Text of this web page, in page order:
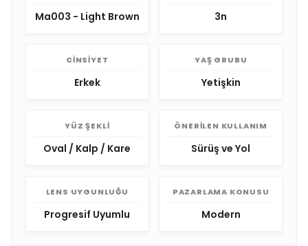
Ma003 - Light Brown 3n
CINSIYET
Erkek
YAŞ GRUBU
Yetişkin
YÜZ ŞEKLI
Oval / Kalp / Kare
ÖNERILEN KULLANIM
Sürüş ve Yol
LENS UYGUNLUĞU
Progresif Uyumlu
PAZARLAMA KONUSU
Modern